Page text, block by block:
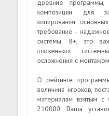
древние
композиции для
копирования
требование -
системы. 8+, это
плохеньких
осложнения с
О рейтинге
величина игроков,
материалам взятым
210000. Ваша